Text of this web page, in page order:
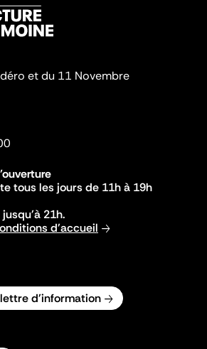
et du 11 Novembre
tous les jours de 11h à 19h
21h.
d'accueil
d'information